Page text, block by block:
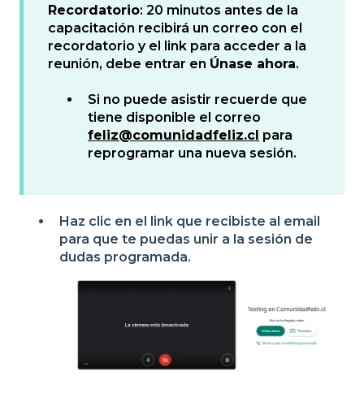
Recordatorio: 20 minutos antes de la
capacitación recibirá un correo con el
recordatorio y el link para acceder a la
reunión, debe entrar en Únase ahora.
Si no puede asistir recuerde que
tiene disponible el correo
feliz@comunidadfeliz.cl para
reprogramar una nueva sesión.
Haz clic en el link que recibiste al email
para que te puedas unir a la sesión de
dudas programada.